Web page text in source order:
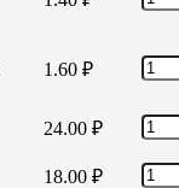
1.60 ₽
24.00 ₽
18.00 ₽